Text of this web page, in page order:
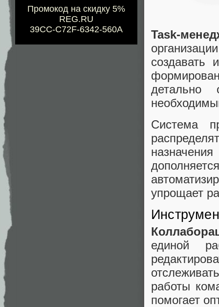
Промокод на скидку 5%
REG.RU
39CC-C72F-6342-560A
Task-
создавать
детально
Система
упрощает
единой
работы
помогает